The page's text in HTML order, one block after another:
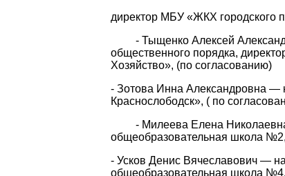
директор МБУ «ЖКХ городского
- Тыщенко Алексей
общественного порядка,
Хозяйство», (по согласованию)
- Зотова Инна
Краснослободск», ( по
- Милеева Елена
общеобразовательная школа
- Усков Денис Вячеславович —
общеобразовательная школа